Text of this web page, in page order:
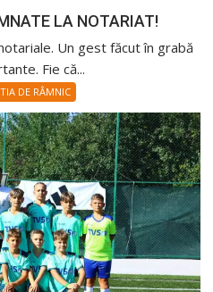
LA NOTARIAT!
Un gest făcut în grabă
Fie că...
DE RÂMNIC